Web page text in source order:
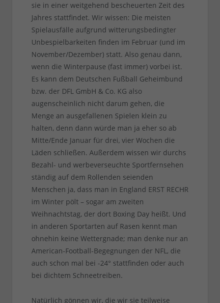
sie in einer weitgehend bescheuerten Zeit des
Jahres stattfindet. Wir wissen: Die meisten
Spielausfälle aufgrund witterungsbedingter
Unbespielbarkeiten finden im Februar (und im
November/Dezember) statt. Also genau dann,
wenn die Winterpause (fast immer) vorbei ist.
Es kann dem Deutschen Fußball Geheimbund
bzw. der DFL GmbH & Co. KG also
augenscheinlich nicht darum gehen, die
Menge an ausgefallenen Spielen klein zu
halten, denn dann würde man ja eher so ab
Mitte/Ende Januar für drei, vier Wochen die
Läden schließen. Außerdem wissen wir durchs
Bezahl- und werbeverseuchte Sportfernsehen
ständig auf dem Rollenden seienden
Menschen ja, dass man in England ERST RECHR
im Winter pölt – sogar am zweiten
Weihnachtstag, der dort Boxing Day heißt. Und
in anderen Sportarten auf Rasen kennt man
ohnehin keine Wettergnade; man denke nur an
American-Football-Begegnungen der NFL, die
auch schon mal bei -24° stattfinden oder auch
bei dichtem Schneetreiben.
Natürlich gönnen wir, die wir sie teilweise